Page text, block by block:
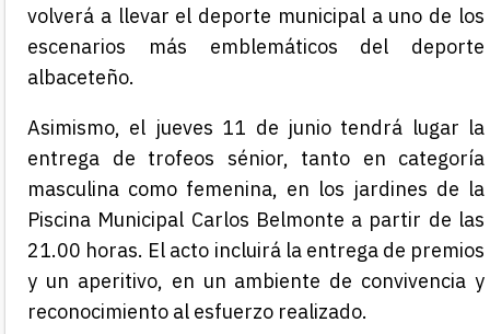
volverá a llevar el deporte municipal a uno de los
escenarios más emblemáticos del deporte
albaceteño.
Asimismo, el jueves 11 de junio tendrá lugar la
entrega de trofeos sénior, tanto en categoría
masculina como femenina, en los jardines de la
Piscina Municipal Carlos Belmonte a partir de las
21.00 horas. El acto incluirá la entrega de premios
y un aperitivo, en un ambiente de convivencia y
reconocimiento al esfuerzo realizado.